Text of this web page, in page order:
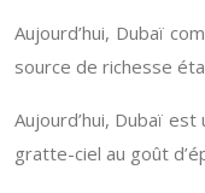
Aujourd’hui, Dubaï
source de richesse
Aujourd’hui, Dubaï
gratte-ciel au goût